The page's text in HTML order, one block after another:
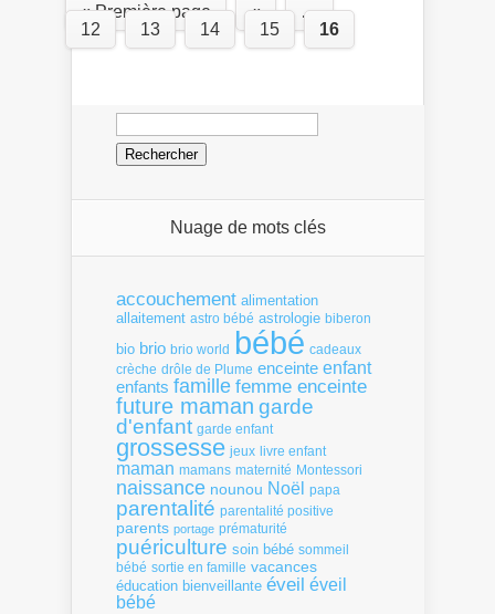
« Première page «
…
12
13 14 15 16
Rechercher :
Nuage de mots clés
accouchement alimentation
allaitement astro bébé astrologie biberon
bio brio brio world bébé cadeaux
crèche drôle de Plume enceinte enfant
enfants famille femme enceinte
future maman garde
d'enfant garde enfant
grossesse jeux livre enfant
maman mamans maternité Montessori
naissance nounou Noël papa
parentalité parentalité positive
parents portage prématurité
puériculture soin bébé sommeil
bébé sortie en famille vacances
éducation bienveillante éveil éveil
bébé